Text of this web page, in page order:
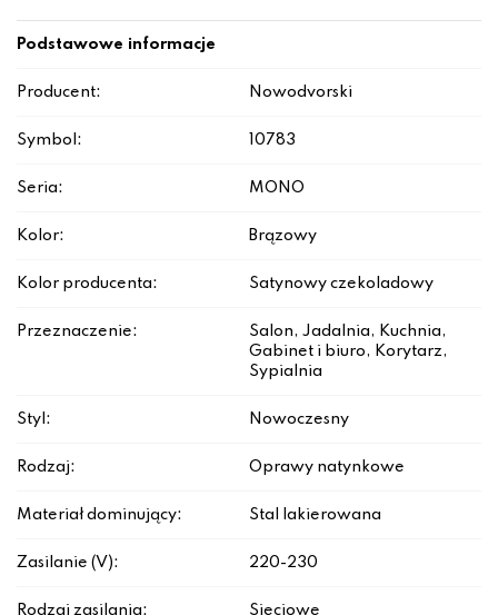
Podstawowe informacje
Producent: Nowodvorski
Symbol: 10783
Seria: MONO
Kolor: Brązowy
Kolor producenta: Satynowy czekoladowy
Przeznaczenie:
Salon, Jadalnia, Kuchnia,
Gabinet i biuro, Korytarz,
Sypialnia
Styl: Nowoczesny
Rodzaj: Oprawy natynkowe
Materiał dominujący: Stal lakierowana
Zasilanie (V): 220-230
Rodzaj zasilania: Sieciowe